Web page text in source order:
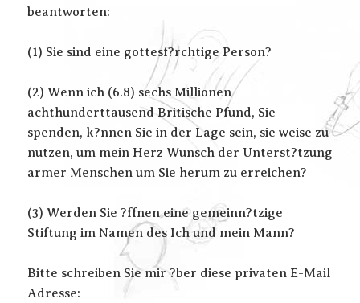
beantworten:
(1) Sie sind eine gottesf?rchtige Person?
(2) Wenn ich (6.8) sechs Millionen
achthunderttausend Britische Pfund, Sie
spenden, k?nnen Sie in der Lage sein, sie weise zu
nutzen, um mein Herz Wunsch der Unterst?tzung
armer Menschen um Sie herum zu erreichen?
(3) Werden Sie ?ffnen eine gemeinn?tzige
Stiftung im Namen des Ich und mein Mann?
Bitte schreiben Sie mir ?ber diese privaten E-Mail
Adresse: